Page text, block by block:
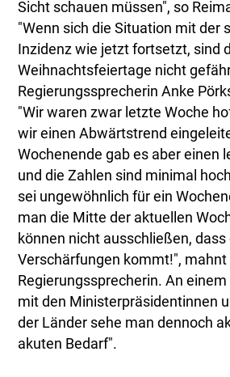
Sicht schauen müssen", so
"Wenn sich die Situation mit der
Inzidenz wie jetzt fortsetzt, sind
Weihnachtsfeiertage nicht
Regierungssprecherin Anke
"Wir waren zwar letzte Woche
wir einen Abwärtstrend
Wochenende gab es aber einen
und die Zahlen sind minimal
sei ungewöhnlich für ein
man die Mitte der aktuellen
können nicht ausschließen, dass
Verschärfungen kommt!", mahnt
Regierungssprecherin. An
mit den Ministerpräsidentinnen
der Länder sehe man dennoch
akuten Bedarf".